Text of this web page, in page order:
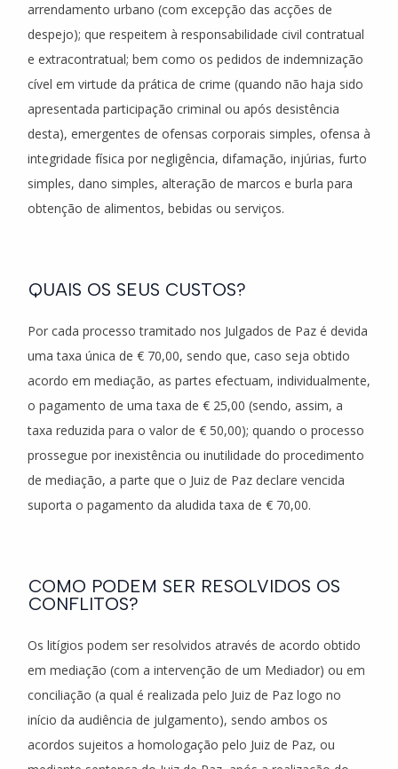
arrendamento urbano (com excepção das acções de
despejo); que respeitem à responsabilidade civil contratual
e extracontratual; bem como os pedidos de indemnização
cível em virtude da prática de crime (quando não haja sido
apresentada participação criminal ou após desistência
desta), emergentes de ofensas corporais simples, ofensa à
integridade física por negligência, difamação, injúrias, furto
simples, dano simples, alteração de marcos e burla para
obtenção de alimentos, bebidas ou serviços.
QUAIS OS SEUS CUSTOS?
Por cada processo tramitado nos Julgados de Paz é devida
uma taxa única de € 70,00, sendo que, caso seja obtido
acordo em mediação, as partes efectuam, individualmente,
o pagamento de uma taxa de € 25,00 (sendo, assim, a
taxa reduzida para o valor de € 50,00); quando o processo
prossegue por inexistência ou inutilidade do procedimento
de mediação, a parte que o Juiz de Paz declare vencida
suporta o pagamento da aludida taxa de € 70,00.
COMO PODEM SER RESOLVIDOS OS
CONFLITOS?
Os litígios podem ser resolvidos através de acordo obtido
em mediação (com a intervenção de um Mediador) ou em
conciliação (a qual é realizada pelo Juiz de Paz logo no
início da audiência de julgamento), sendo ambos os
acordos sujeitos a homologação pelo Juiz de Paz, ou